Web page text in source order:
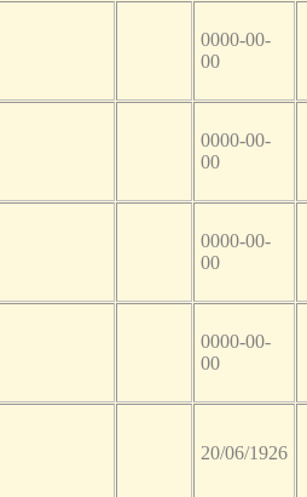
0000-00-
00
0000-00-
00
0000-00-
00
0000-00-
00
20/06/1926